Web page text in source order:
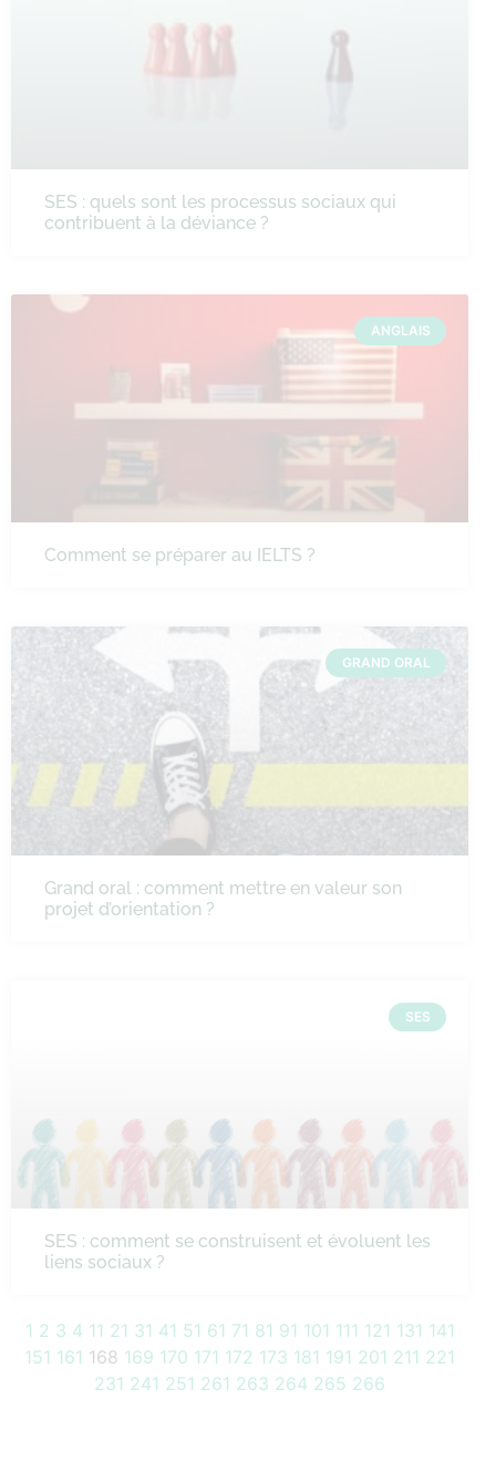
SES : quels sont les processus sociaux qui
contribuent à la déviance ?
ANGLAIS
Comment se préparer au IELTS ?
GRAND ORAL
Grand oral : comment mettre en valeur son
projet d’orientation ?
SES
SES : comment se construisent et évoluent les
liens sociaux ?
1 2 3 4 11 21 31 41 51 61 71 81 91 101 111 121 131 141
151 161 168 169 170 171 172 173 181 191 201 211 221
231 241 251 261 263 264 265 266